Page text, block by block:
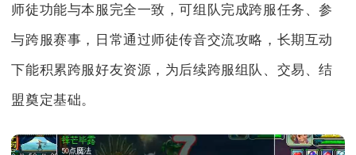
师徒功能与本服完全一致，可组队完成跨服任务、参
与跨服赛事，日常通过师徒传音交流攻略，长期互动
下能积累跨服好友资源，为后续跨服组队、交易、结
盟奠定基础。